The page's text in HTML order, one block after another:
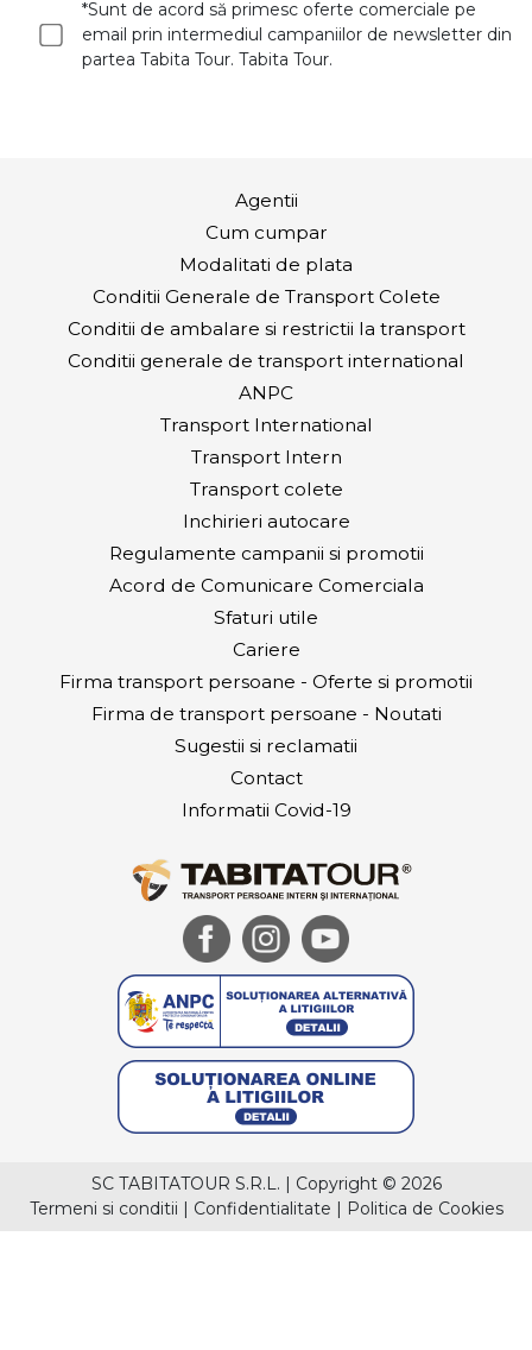
*Sunt de acord să primesc oferte comerciale pe
email prin intermediul campaniilor de newsletter din
partea Tabita Tour. Tabita Tour.
Agentii
Cum cumpar
Modalitati de plata
Conditii Generale de Transport Colete
Conditii de ambalare si restrictii la transport
Conditii generale de transport international
ANPC
Transport International
Transport Intern
Transport colete
Inchirieri autocare
Regulamente campanii si promotii
Acord de Comunicare Comerciala
Sfaturi utile
Cariere
Firma transport persoane - Oferte si promotii
Firma de transport persoane - Noutati
Sugestii si reclamatii
Contact
Informatii Covid-19
SC TABITATOUR S.R.L. | Copyright © 2026
Termeni si conditii | Confidentialitate | Politica de Cookies